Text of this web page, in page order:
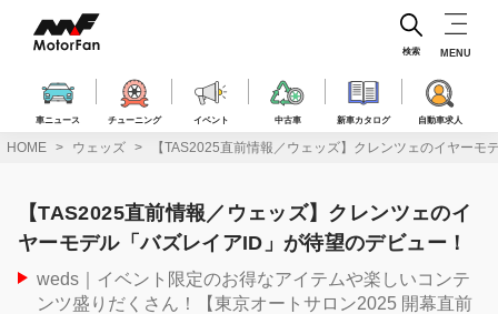
ス
車ニュース チューニング イベント 中古車 新車カタログ 自動車求人
検索 MENU
HOME ウェッズ 【TAS2025直前情報／ウェッズ】クレンツェのイヤー
【TAS2025直前情報／ウェッズ】クレンツェのイ
ヤーモデル「バズレイアID」が待望のデビュー！
weds｜イベント限定のお得なアイテムや楽しいコンテ
ンツ盛りだくさん！【東京オートサロン2025 開幕直前